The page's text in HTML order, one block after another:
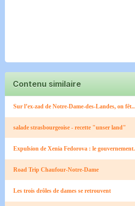
Contenu similaire
Sur l’ex-zad de Notre-Dame-des-Landes, on
salade strasbourgeoise - recette "unser land"
Expulsion de Xenia Fedorova : le
Road Trip Chaufour-Notre-Dame​
Les trois drôles de dames se retrouvent